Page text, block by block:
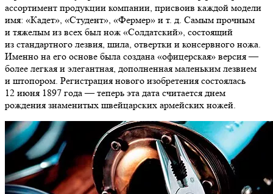
ассортимент продукции компании, присвоив каждой модели
имя: «Кадет», «Студент», «Фермер» и т. д. Самым прочным
и тяжелым из всех был нож «Солдатский», состоящий
из стандартного лезвия, шила, отвертки и консервного ножа.
Именно на его основе была создана «офицерская» версия —
более легкая и элегантная, дополненная маленьким лезвием
и штопором. Регистрация нового изобретения состоялась
12 июня 1897 года — теперь эта дата считается днем
рождения знаменитых швейцарских армейских ножей.